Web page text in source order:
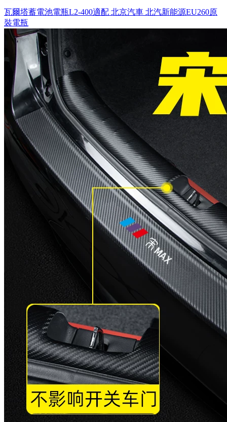
瓦爾塔蓄電池電瓶L2-400適配 北京汽車 北汽新能源EU260原
裝電瓶